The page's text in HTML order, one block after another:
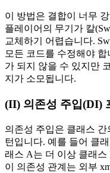
이 방법은 결합이 너무
플레이어의 무기가 칼
교체하기 어렵습니다.
모든 코드를 수정해야
가 되지 않을 수 있지만
지가 소모됩니다.
(II) 의존성 주입(DI)
의존성 주입은 클래스
턴입니다. 예를 들어 클
래스 A는 더 이상 클래
이 의존성 관계는 외부